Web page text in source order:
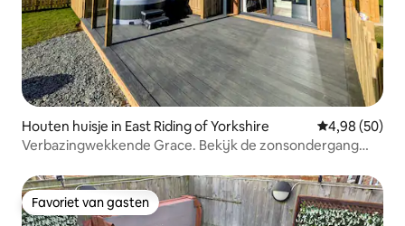
Houten huisje in East Riding of Yorkshire Gemiddelde
4,98 (50)
Verbazingwekkende Grace. Bekijk de zonsondergang
Favoriet van gasten
Favoriet van gasten